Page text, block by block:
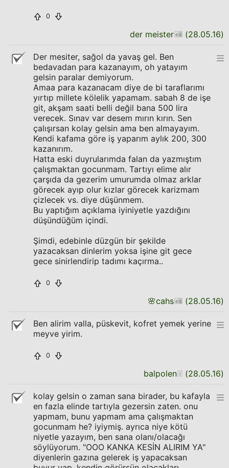
0
der meister (28.05.16)
Der mesiter, sağol da yavaş gel. Ben
bedavadan para kazanayım, oh yatayım
gelsin paralar demiyorum.
Amaa para kazanacam diye de bi taraflarımı
yırtıp millete kölelik yapamam. sabah 8 de işe
git, akşam saati belli değil bana 500 lira
verecek. Sınav var desem mırın kırın. Sen
çalışırsan kolay gelsin ama ben almayayım.
Kendi kafama göre iş yaparım aylık 200, 300
kazanırım.
Hatta eski duyrularımda falan da yazmıştım
çalışmaktan gocunmam. Tartıyı elime alır
çarşıda da gezerim umurumda olmaz arklar
görecek ayıp olur kızlar görecek karizmam
çizlecek vs. diye düşünmem.
Bu yaptığım açıklama iyiniyetle yazdığını
düşündüğüm içindi.
Şimdi, edebinle düzgün bir şekilde
yazacaksan dinlerim yoksa işine git gece
gece sinirlendirip tadımı kaçırma..
0
🌸cahs (28.05.16)
Ben alirim valla, püskevit, kofret yemek yerine
meyve yirim.
0
balpolen (28.05.16)
kolay gelsin o zaman sana birader, bu kafayla
en fazla elinde tartıyla gezersin zaten. onu
yapmam, bunu yapmam ama çalışmaktan
gocunmam he? iyiymiş. ayrıca niye kötü
niyetle yazayım, ben sana olanı/olacağı
söylüyorum. "OOO KANKA KESİN ALIRIM YA"
diyenlerin gazına gelerek iş yapacaksan